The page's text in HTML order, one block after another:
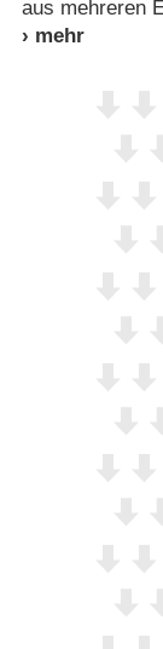
aus mehreren